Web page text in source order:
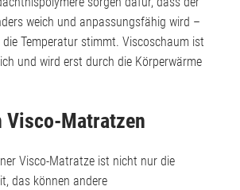
weich und anpassungsfähig wird –
die Temperatur stimmt. Viscoschaum ist
und wird erst durch die Körperwärme
Visco-Matratzen
Visco-Matratze ist nicht nur die
das können andere